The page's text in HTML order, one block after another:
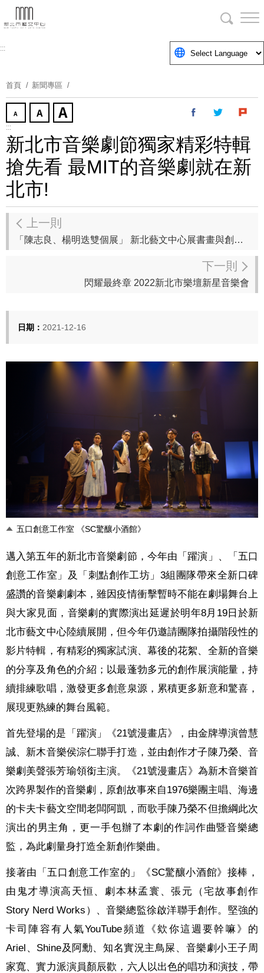
到
要
塊
:::
首頁 新聞專區
:::
新北市音樂劇節獨家精彩特輯
搶先看 最MIT的音樂劇就在新
北市!
上一則
「陳志良、楊明迭雙個展」 新北藝文中心展書畫與創新半導體冷光科技版畫
下一則
閃耀最終章 2022新北市樂壇新星音樂會
日期： 2021-12-16
五口創意工作室 《SC驚釀小酒館》
邁入第五年的新北市音樂劇節，今年由「躍演」、「五口
創意工作室」及「刺點創作工坊」 3組團隊帶來全新口碑
盛讚的音樂劇劇本，雖因疫情衝擊暫時不能在劇場舞台上
與大家見面 ， 音樂劇的實際演出延遲於明年8月 19日於新
北市藝文中心陸續展開，但今年仍邀請團隊拍攝階段性的
影片特輯，有精彩的獨家試演、幕後的花絮、全新的音樂
的分享及角色的介紹；以最蓬勃多元的創作展演能量，持
續排練歌唱，激發更多創意泉源，累積更多新意和驚喜，
展現更熟練的舞台風範。
首先登場的是「躍演」《21號漫畫店》，由金牌導演曾慧
誠、新木音樂侯淙仁聯手打造，並由創作才子陳乃榮、音
樂劇美聲張芳瑜領銜主演。《21號漫畫店》為新木音樂首
次跨界製作的音樂劇，原創故事來自1976樂團主唱、海邊
的卡夫卡藝文空間老闆阿凱，而歌手陳乃榮不但擔綱此次
演出的男主角，更一手包辦了本劇的作詞作曲暨音樂總
監，為此劇量身打造全新創作樂曲。
接著由「五口創意工作室的」《SC驚釀小酒館》接棒，
由鬼才導演高 天恒 、劇本林孟寰、張元（宅故事創作
Story Nerd Works ）、音樂總監徐啟洋聯手創作。堅強的
卡司陣容有人氣YouTube頻道《欸你這週要幹嘛》的
Ariel 、 Shine及阿勳、知名實況主鳥屎、音樂劇小王子周
家寬、實力派演員顏辰歡，六人以出色的唱功和演技，帶